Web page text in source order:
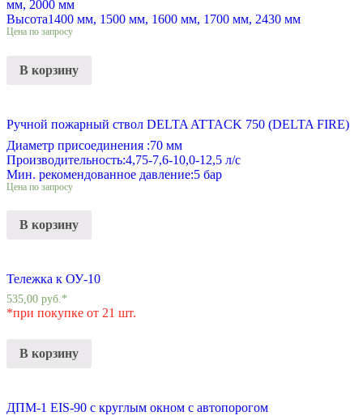
мм, 2000 мм
Высота1400 мм, 1500 мм, 1600 мм, 1700 мм, 2430 мм
Цена по запросу
В корзину
Ручной пожарный ствол DELTA ATTACK 750 (DELTA FIRE)
Диаметр присоединения :70 мм
Производительность:4,75-7,6-10,0-12,5 л/с
Мин. рекомендованное давление:5 бар
Цена по запросу
В корзину
Тележка к ОУ-10
535,00 руб.*
*при покупке от 21 шт.
В корзину
ДПМ-1 EIS-90 с круглым окном с автопорогом